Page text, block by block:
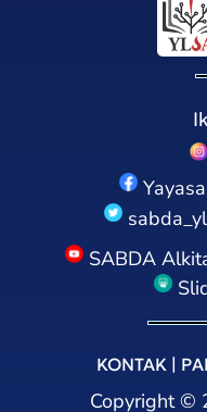
SABDA
KONTAK |
Copyright©